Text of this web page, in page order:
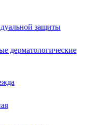
защиты
дерматологические